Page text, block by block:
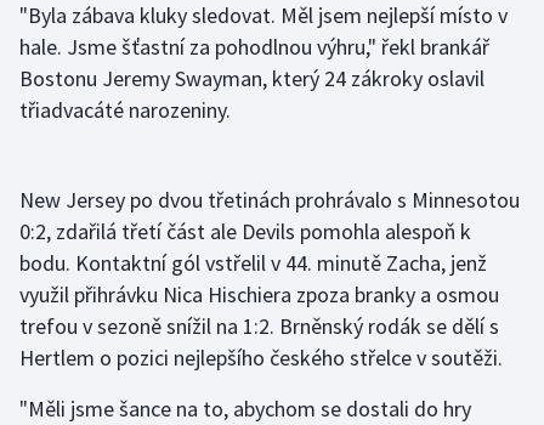
Lezení
Lyže a snowboard
Motorsport
Olympijské hry
Parasport
Plavání
"Byla zábava kluky sledovat. Měl jsem nejlepší místo v
hale. Jsme šťastní za pohodlnou výhru," řekl brankář
Bostonu Jeremy Swayman, který 24 zákroky oslavil
třiadvacáté narozeniny.
New Jersey po dvou třetinách prohrávalo s Minnesotou
0:2, zdařilá třetí část ale Devils pomohla alespoň k
bodu. Kontaktní gól vstřelil v 44. minutě Zacha, jenž
využil přihrávku Nica Hischiera zpoza branky a osmou
trefou v sezoně snížil na 1:2. Brněnský rodák se dělí s
Hertlem o pozici nejlepšího českého střelce v soutěži.
"Měli jsme šance na to, abychom se dostali do hry